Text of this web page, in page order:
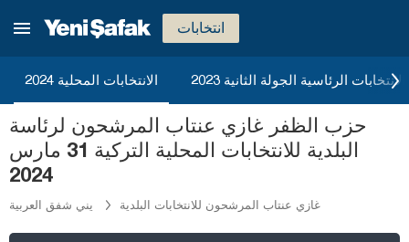
انتخابات
الانتخابات المحلية 2024 2023 الانتخابات الرئاسية الجولة الثانية
حزب الظفر غازي عنتاب المرشحون لرئاسة
البلدية للانتخابات المحلية التركية 31 مارس
2024
يني شفق العربية غازي عنتاب المرشحون للانتخابات البلدية
جوروم
دياربكر
دوزجا
أدرنة
إلازغ
إيرزينجان